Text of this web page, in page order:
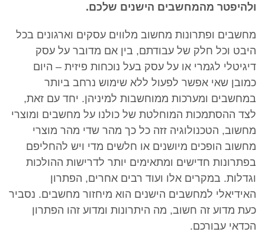
ולהיפטר מהמחשבים הישנים שלכם.
מחשבים ופתרונות מחשוב מלווים עסקים וארגונים בכל
היבט וכל חלק של עבודתם, בין אם מדובר על עסק
דיגיטלי לגמרי או על עסק בעל נוכחות פיזית – היום
כמובן שאי אפשר לפעול ללא שימוש נרחב ביותר
במחשבים ומערכות ממוחשבות למיניהן. יחד עם זאת,
לצד ההסתמכות המוחלטת של כולנו על מחשבים ומוצרי
מחשוב, הטכנולוגיה זזה כל כך מהר שדי מהר מוצרי
מחשוב הופכים מיושנים או חלשים מדי ויש להחליפם
בפתרונות חדישים ומתאימים יותר לדרישות ההולכות
וגדלות. במקרים אלו ועוד רבים אחרים, הפתרון
האידיאלי למחשבים הישנים הוא מיחזור מחשבים. נסביר
כעת מדוע זה חשוב, מה היתרונות ומדוע זהו הפתרון
הכדאי עבורכם.